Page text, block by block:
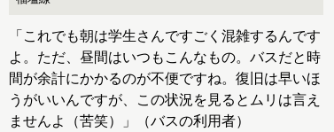
「これでも朝は学生さんですごく混雑するんです
よ。ただ、昼間はいつもこんなもの。バスだと時
間が余計にかかるのが不便ですね。復旧は早いほ
うがいいんですが、この状況を見るとムリは言え
ませんよ（苦笑）」（バスの利用者）